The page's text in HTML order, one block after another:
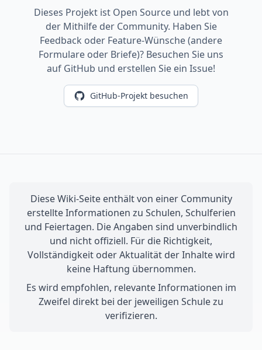
Dieses Projekt ist Open Source und lebt von
der Mithilfe der Community. Haben Sie
Feedback oder Feature-Wünsche (andere
Formulare oder Briefe)? Besuchen Sie uns
auf GitHub und erstellen Sie ein Issue!
GitHub-Projekt besuchen
Diese Wiki-Seite enthält von einer Community
erstellte Informationen zu Schulen, Schulferien
und Feiertagen. Die Angaben sind unverbindlich
und nicht offiziell. Für die Richtigkeit,
Vollständigkeit oder Aktualität der Inhalte wird
keine Haftung übernommen.
Es wird empfohlen, relevante Informationen im
Zweifel direkt bei der jeweiligen Schule zu
verifizieren.